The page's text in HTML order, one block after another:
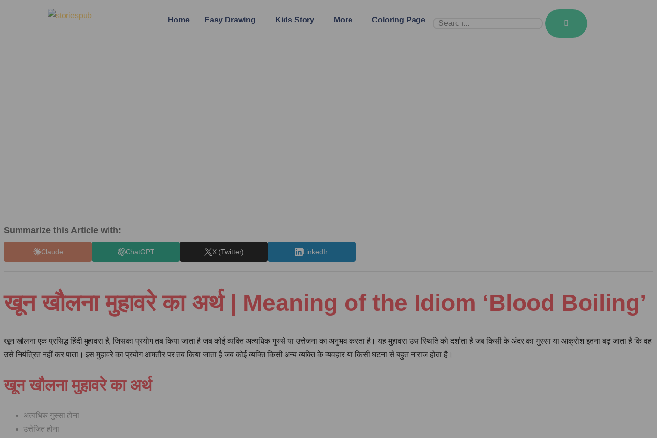
Home Easy Drawing Kids Story More Coloring Page
Summarize this Article with:
Claude ChatGPT X (Twitter) LinkedIn
खून खौलना मुहावरे का अर्थ | Meaning of the Idiom ‘Blood Boiling’
खून खौलना एक प्रसिद्ध हिंदी मुहावरा है, जिसका प्रयोग तब किया जाता है जब कोई व्यक्ति अत्यधिक गुस्से या उत्तेजना का अनुभव करता है। यह मुहावरा उस स्थिति को दर्शाता है जब किसी के अंदर का गुस्सा या आक्रोश इतना बढ़ जाता है कि वह
उसे नियंत्रित नहीं कर पाता। इस मुहावरे का प्रयोग आमतौर पर तब किया जाता है जब कोई व्यक्ति किसी अन्य व्यक्ति के व्यवहार या किसी घटना से बहुत नाराज होता है।
खून खौलना मुहावरे का अर्थ
अत्यधिक गुस्सा होना
उत्तेजित होना